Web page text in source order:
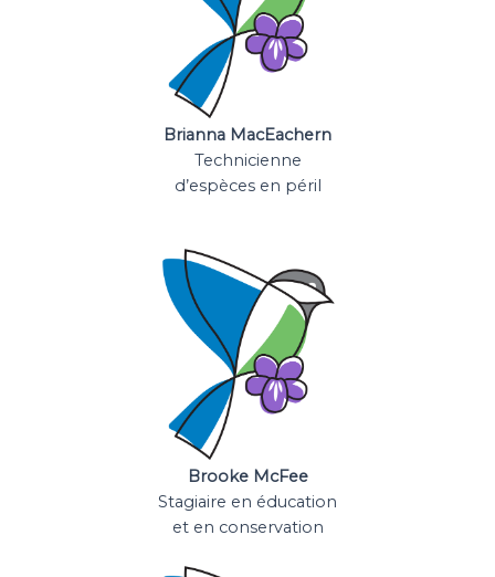
Brianna MacEachern
Technicienne
d’espèces en péril
Brooke McFee
Stagiaire en éducation
et en conservation